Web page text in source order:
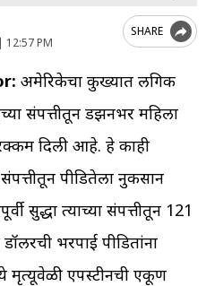
12:57 PM
SHARE
अमेरिकेचा कुख्यात लैंगिक
संपत्तीतून डझनभर महिला
दिली आहे. हे काही
पीडितेला नुकसान
सुद्धा त्याच्या संपत्तीतून 121
भरपाई पीडितांना
एपस्टीनची एकूण